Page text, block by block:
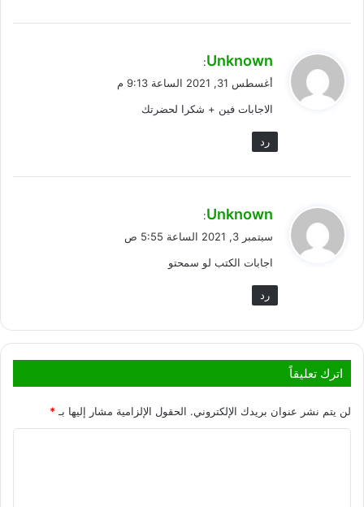
ي
ق
ل
Unknown
:
أغسطس 31, 2021 الساعة 9:13 م
الاجابات فين + شكرا لحضرتك
رد
ي
ل
Unknown
:
سبتمبر 3, 2021 الساعة 5:55 ص
اجابات الكتب لو سمحتو
رد
اترك تعليقاً
لن يتم نشر عنوان بريدك الإلكتروني. الحقول الإلزامية مشار إليها بـ *